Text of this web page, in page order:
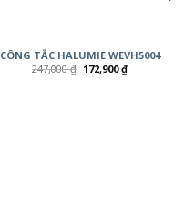
CÔNG TẮC HALUMIE WEVH5004
247,000₫ 172,900₫